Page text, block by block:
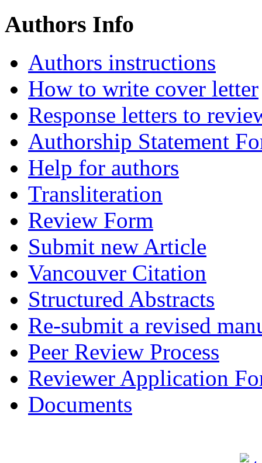
Authors Info
Authors instructions
How to write cover letter
Response letters to
Authorship Statement
Help for authors
Transliteration
Review Form
Submit new Article
Vancouver Citation
Structured Abstracts
Re-submit a revised
Peer Review Process
Reviewer Application
Documents